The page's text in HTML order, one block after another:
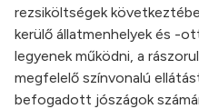
rezsiköltségek
kerülő állatmenhelyek és -
legyenek működni, a
megfelelő színvonalú
befogadott jószágok